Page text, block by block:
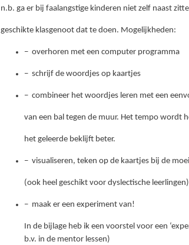
n.b. ga er bij faalangstige kinderen niet zelf naast
geschikte klasgenoot dat te doen. Mogelijkheden:
− overhoren met een computer programma
− schrijf de woordjes op kaartjes
− combineer het woordjes leren met een
van een bal tegen de muur. Het tempo wordt
het geleerde beklijft beter.
− visualiseren, teken op de kaartjes bij de
(ook heel geschikt voor dyslectische leerlingen)
− maak er een experiment van!
In de bijlage heb ik een voorstel voor een
b.v. in de mentor lessen)